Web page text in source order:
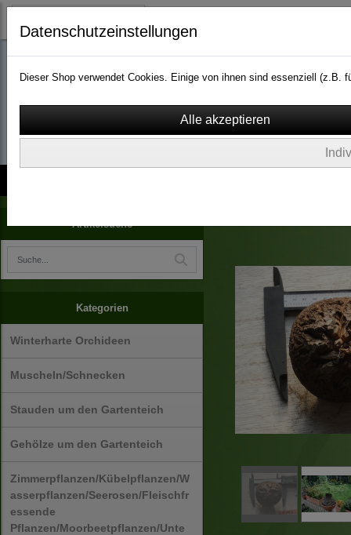
wassergarten-
Artikelsuche
Kategorien
Winterharte Orchideen
Muscheln/Schnecken
Stauden um den Gartenteich
Gehölze um den Gartenteich
Zimmerpflanzen/Kübelpflanzen/W
asserpflanzen/Seerosen/Fleischfr
essende
Pflanzen/Moorbeetpflanzen/Unte
Datenschutzeinstellungen
Dieser Shop verwendet Cookies. Einige von ihnen sind essenziell (z.B.